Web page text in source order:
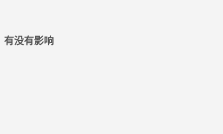
有没有影响